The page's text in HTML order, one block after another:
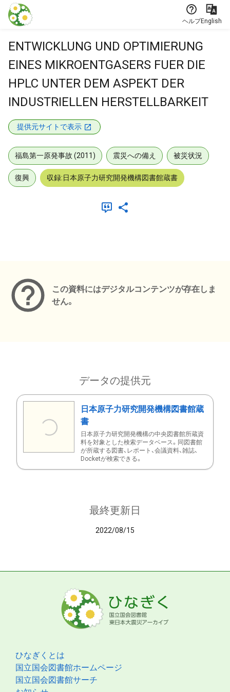
本文に飛ぶ
ヘルプEnglish
ENTWICKLUNG UND OPTIMIERUNG
EINES MIKROENTGASERS FUER DIE
HPLC UNTER DEM ASPEKT DER
INDUSTRIELLEN HERSTELLBARKEIT
提供元サイトで表示
福島第一原発事故 (2011) 震災への備え 被災状況
復興 収録:日本原子力研究開発機構図書館蔵書
この資料にはデジタルコンテンツが存在しま
せん。
データの提供元
日本原子力研究開発機構図書館蔵
書
日本原子力研究開発機構の中央図書館所蔵資
料を対象とした検索データベース。同図書館
が所蔵する図書、レポート、会議資料、雑誌、
Docketが検索できる。
最終更新日
2022/08/15
ひなぎくとは
国立国会図書館ホームページ
国立国会図書館サーチ